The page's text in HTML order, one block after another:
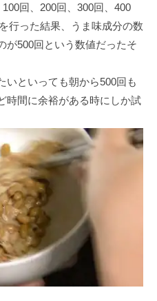
回、200回、300回、400
行った結果、うま味成分の数
が500回という数値だったそ
いといっても朝から500回も
時間に余裕がある時にしか試